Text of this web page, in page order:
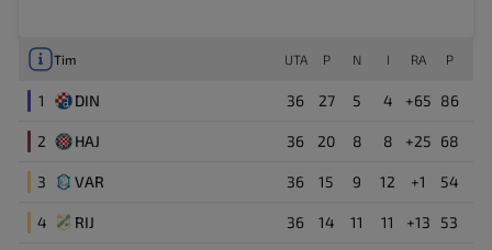
Tim UTA P N I RA P
1 DIN 36 27 5 4 +65 86
2 HAJ 36 20 8 8 +25 68
3 VAR 36 15 9 12 +1 54
4 RIJ 36 14 11 11 +13 53